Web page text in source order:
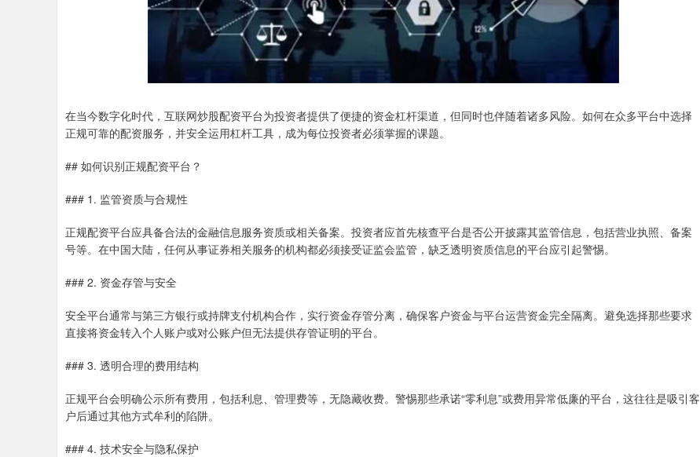
在当今数字化时代，互联网炒股配资平台为投资者提供了便捷的资金杠杆渠道，但同时也伴随着诸多风险。如何在众多平台中选择
正规可靠的配资服务，并安全运用杠杆工具，成为每位投资者必须掌握的课题。
## 如何识别正规配资平台？
### 1. 监管资质与合规性
正规配资平台应具备合法的金融信息服务资质或相关备案。投资者应首先核查平台是否公开披露其监管信息，包括营业执照、备案
号等。在中国大陆，任何从事证券相关服务的机构都必须接受证监会监管，缺乏透明资质信息的平台应引起警惕。
### 2. 资金存管与安全
安全平台通常与第三方银行或持牌支付机构合作，实行资金存管分离，确保客户资金与平台运营资金完全隔离。避免选择那些要求
直接将资金转入个人账户或对公账户但无法提供存管证明的平台。
### 3. 透明合理的费用结构
正规平台会明确公示所有费用，包括利息、管理费等，无隐藏收费。警惕那些承诺“零利息”或费用异常低廉的平台，这往往是吸引客
户后通过其他方式牟利的陷阱。
### 4. 技术安全与隐私保护